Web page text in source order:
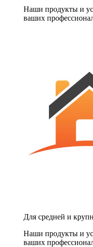
Наши продукты и
ваших
Для средней и
Наши продукты и
ваших